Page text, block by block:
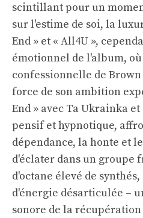
scintillant pour un
sur l'estime de soi, la
End » et « All4U »,
émotionnel de l'album,
confessionnelle de
force de son ambition
End » avec Ta Ukrainka
pensif et hypnotique,
dépendance, la honte et
d'éclater dans un groupe
d'octane élevé de
d'énergie désarticulée –
sonore de la